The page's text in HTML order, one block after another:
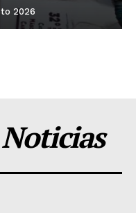
2026